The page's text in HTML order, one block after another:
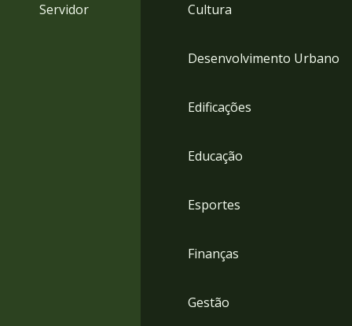
Servidor Cultura
Desenvolvimento Urbano
Edificações
Educação
Esportes
Finanças
Gestão